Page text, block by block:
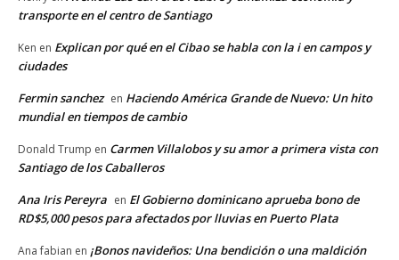
transporte en el centro de Santiago
Ken en Explican por qué en el Cibao se habla con la i en campos y
ciudades
Fermin sanchez en Haciendo América Grande de Nuevo: Un hito
mundial en tiempos de cambio
Donald Trump en Carmen Villalobos y su amor a primera vista con
Santiago de los Caballeros
Ana Iris Pereyra en El Gobierno dominicano aprueba bono de
RD$5,000 pesos para afectados por lluvias en Puerto Plata
Ana fabian en ¡Bonos navideños: Una bendición o una maldición